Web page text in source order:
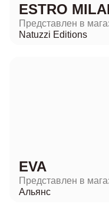
ESTRO
Представлен в
Natuzzi Editions
EVA
Представлен в
Альянс